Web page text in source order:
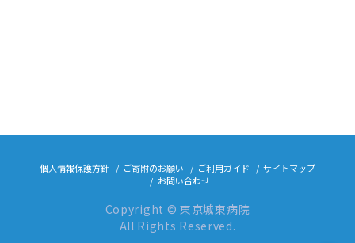
個人情報保護方針 ご寄附のお願い ご利用ガイド
サイトマップ
お問い合わせ
Copyright © 東京城東病院
All Rights Reserved.